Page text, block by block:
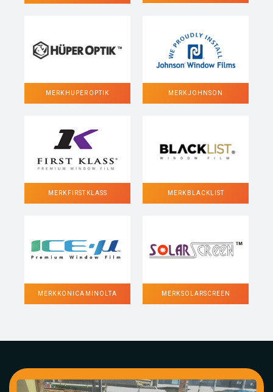
MERK HUPER OPTIK MERK JOHNSON
MERK FIRST KLASS MERK BLACKLIST
MERK KONICA MINOLTA MERK SOLARSCREEN